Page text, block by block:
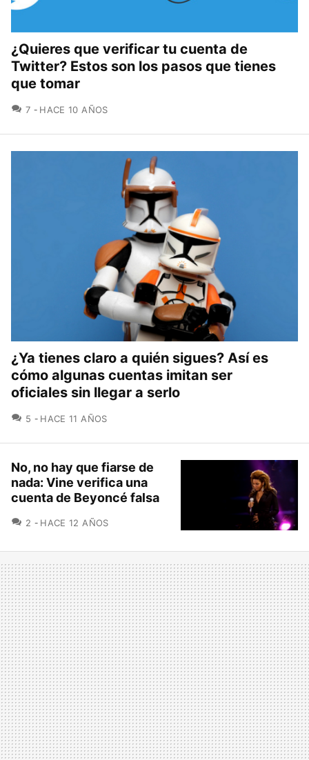
¿Quieres que verificar tu cuenta de
Twitter? Estos son los pasos que tienes
que tomar
7 COMENTARIOS
HACE 10 AÑOS
¿Ya tienes claro a quién sigues? Así es
cómo algunas cuentas imitan ser
oficiales sin llegar a serlo
5 COMENTARIOS
HACE 11 AÑOS
No, no hay que fiarse de
nada: Vine verifica una
cuenta de Beyoncé falsa
2 COMENTARIOS
HACE 12 AÑOS